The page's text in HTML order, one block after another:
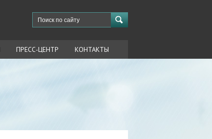
ПРЕСС-ЦЕНТР КОНТАКТЫ